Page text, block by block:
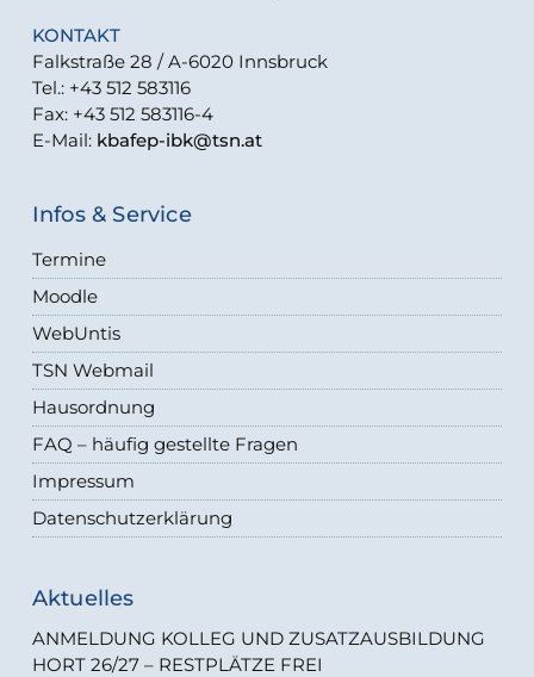
KONTAKT
Falkstraße 28 / A-6020 Innsbruck
Tel.: +43 512 583116
Fax: +43 512 583116-4
E-Mail: kbafep-ibk@tsn.at
Infos & Service
Termine
Moodle
WebUntis
TSN Webmail
Hausordnung
FAQ – häufig gestellte Fragen
Impressum
Datenschutzerklärung
Aktuelles
ANMELDUNG KOLLEG UND ZUSATZAUSBILDUNG
HORT 26/27 – RESTPLÄTZE FREI